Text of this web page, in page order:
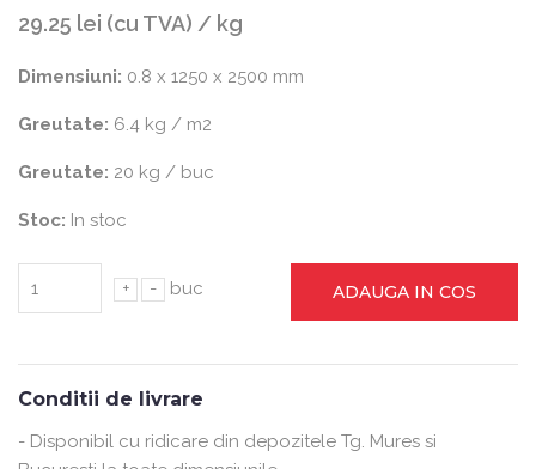
29.25 lei (cu TVA) / kg
Dimensiuni: 0.8 x 1250 x 2500 mm
Greutate: 6.4 kg / m2
Greutate: 20 kg / buc
Stoc: In stoc
+ - buc ADAUGA IN COS
Conditii de livrare
- Disponibil cu ridicare din depozitele Tg. Mures si